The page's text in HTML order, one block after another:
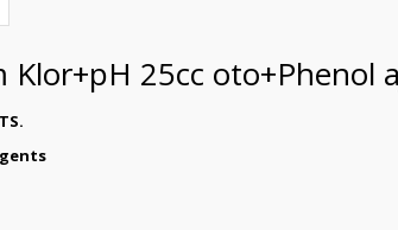
Klor+pH 25cc oto+Phenol